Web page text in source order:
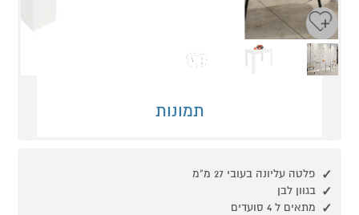
תמונות
פלטה עליונה בעובי 27 מ"מ
בגוון לבן
מתאים ל 4 סועדים